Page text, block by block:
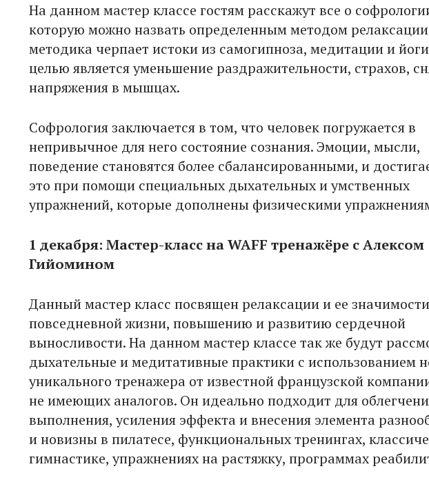
На данном мастер классе гостям расскажут все о
которую можно назвать определенным методом
методика черпает истоки из самогипноза, медитации и
целью является уменьшение раздражительности, страхов,
напряжения в мышцах.
Софрология заключается в том, что человек погружается в
непривычное для него состояние сознания. Эмоции, мысли,
поведение становятся более сбалансированными, и
это при помощи специальных дыхательных и умственных
упражнений, которые дополнены физическими
1 декабря: Мастер-класс наWAFFтренажёре с Алексом
Гийомином
Данный мастер класс посвящен релаксации и ее
повседневной жизни, повышению и развитию сердечной
выносливости. На данном мастер классе так же будут
дыхательные и медитативные практики с использованием
уникального тренажера от известной французской
не имеющих аналогов. Он идеально подходит для
выполнения, усиления эффекта и внесения элемента
и новизны в пилатесе, функциональных тренингах,
гимнастике, упражнениях на растяжку, программах